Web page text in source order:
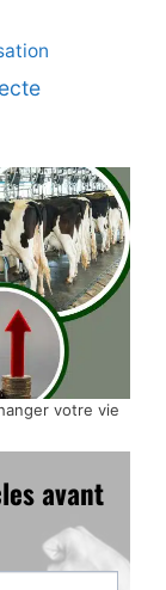
votre vie